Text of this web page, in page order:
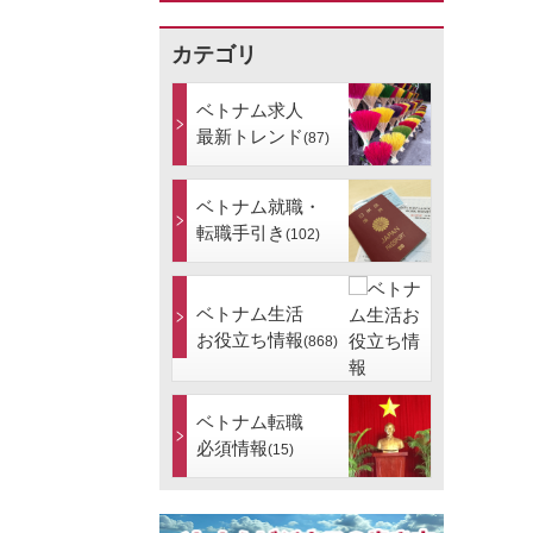
カテゴリ
ベトナム求人
最新トレンド(87)
ベトナム就職・
転職手引き (102)
ベトナム生活
お役立ち情報(868)
ベトナム転職
必須情報(15)